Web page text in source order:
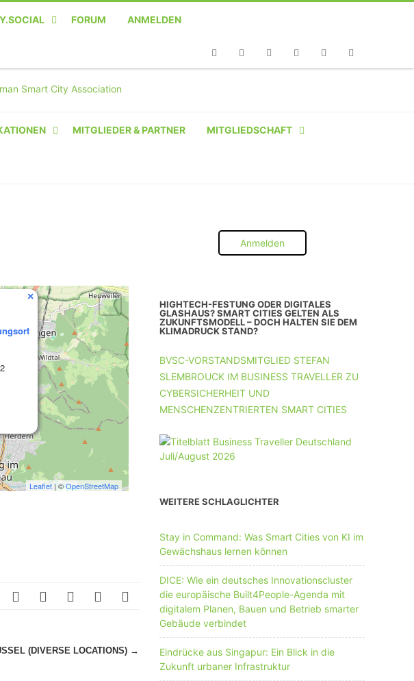
FORUM ANMELDEN
MITGLIEDER & PARTNER MITGLIEDSCHAFT
INSTITUTION
UNTERNEHMEN MIT 11-50 MA
×
Leaflet | ©OpenStreetMap
(DIVERSE LOCATIONS) →
Anmelden
HIGHTECH-FESTUNG ODER DIGITALES
GLASHAUS? SMART CITIES GELTEN ALS
ZUKUNFTSMODELL – DOCH HALTEN SIE DEM
KLIMADRUCK STAND?
BVSC-VORSTANDSMITGLIED STEFAN
SLEMBROUCK IM BUSINESS TRAVELLER ZU
CYBERSICHERHEIT UND
MENSCHENZENTRIERTEN SMART CITIES
WEITERE SCHLAGLICHTER
Stay in Command: Was Smart Cities von KI im
Gewächshaus lernen können
DICE: Wie ein deutsches Innovationscluster
die europäische Built4People-Agenda mit
digitalem Planen, Bauen und Betrieb smarter
Gebäude verbindet
Eindrücke aus Singapur: Ein Blick in die
Zukunft urbaner Infrastruktur